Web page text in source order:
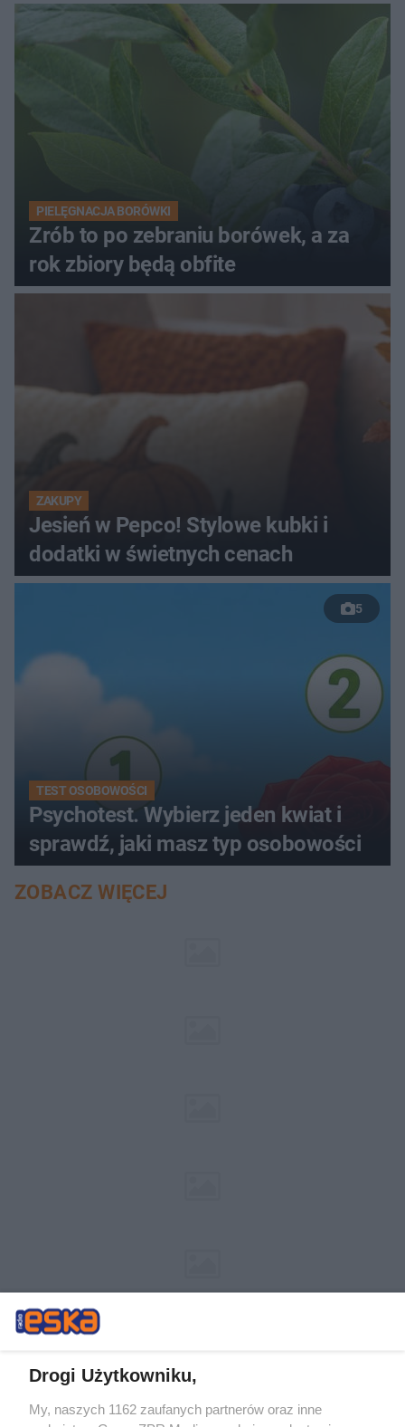
PIELĘGNACJA BORÓWKI
Zrób to po zebraniu borówek, a za
rok zbiory będą obfite
ZAKUPY
Jesień w Pepco! Stylowe kubki i
dodatki w świetnych cenach
5
TEST OSOBOWOŚCI
Psychotest. Wybierz jeden kwiat i
sprawdź, jaki masz typ osobowości
ZOBACZ WIĘCEJ
Żaden utwór zamieszczony w serwisie nie może być powielany i
Drogi Użytkowniku,
My, naszych 1162 zaufanych partnerów oraz inne